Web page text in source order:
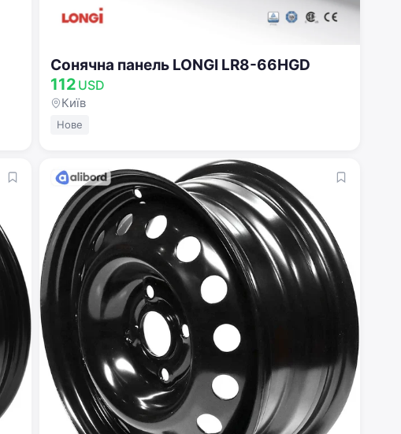
Сонячна панель LONGI LR8-66HGD
112 USD
Київ
Нове